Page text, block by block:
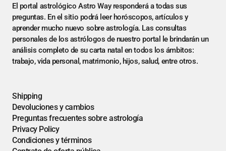
El portal astrológico Astro Way responderá a todas sus
preguntas. En el sitio podrá leer horóscopos, artículos y
aprender mucho nuevo sobre astrología. Las consultas
personales de los astrólogos de nuestro portal le brindarán un
análisis completo de su carta natal en todos los ámbitos:
trabajo, vida personal, matrimonio, hijos, salud, entre otros.
Shipping
Devoluciones y cambios
Preguntas frecuentes sobre astrología
Privacy Policy
Condiciones y términos